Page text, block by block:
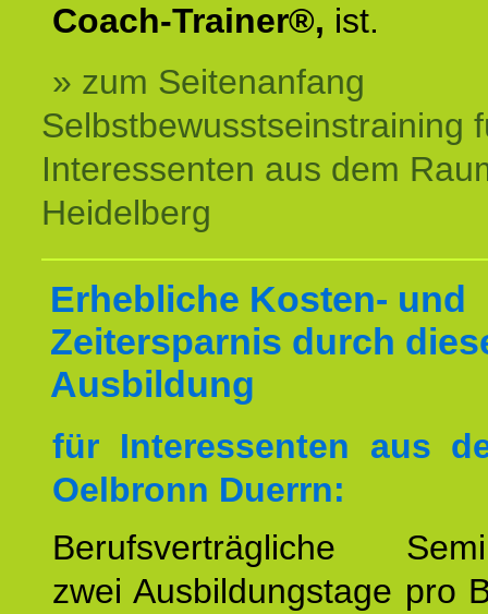
Coach-Trainer®, ist.
» zum Seitenanfang
Selbstbewusstseinstraining
Interessenten aus dem
Heidelberg
Erhebliche Kosten- und
Zeitersparnis durch
Ausbildung
für Interessenten aus
Oelbronn Duerrn:
Berufsverträgliche
zwei Ausbildungstage pro